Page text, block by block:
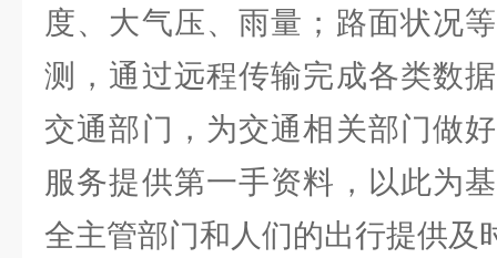
度、大气压、雨量；路面状况
测，通过远程传输完成各类数
交通部门，为交通相关部门做
服务提供第一手资料，以此为
全主管部门和人们的出行提供及